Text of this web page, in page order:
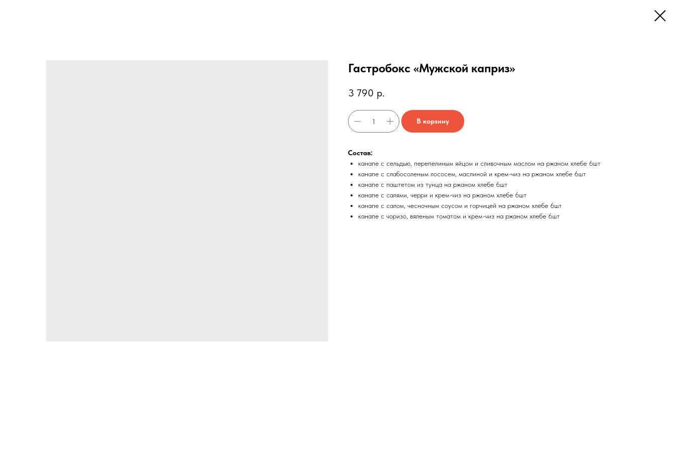
Гастробокс «Мужской каприз»
3 790 р.
В корзину
Состав:
канапе с сельдью, перепелиным яйцом и сливочным маслом на ржаном хлебе 6шт
канапе с слабосоленым лососем, маслиной и крем-чиз на ржаном хлебе 6шт
канапе с паштетом из тунца на ржаном хлебе 6шт
канапе с салями, черри и крем-чиз на ржаном хлебе 6шт
канапе с салом, чесночным соусом и горчицей на ржаном хлебе 6шт
канапе с чоризо, вяленым томатом и крем-чиз на ржаном хлебе 6шт